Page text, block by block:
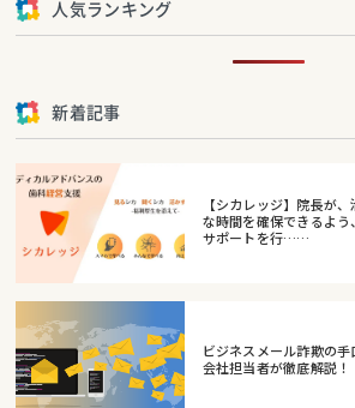
人気ランキング
新着記事
【シカレッジ】院長が
な時間を確保できるよ
サポートを行……
ビジネスメール詐欺の
会社担当者が徹底解説！